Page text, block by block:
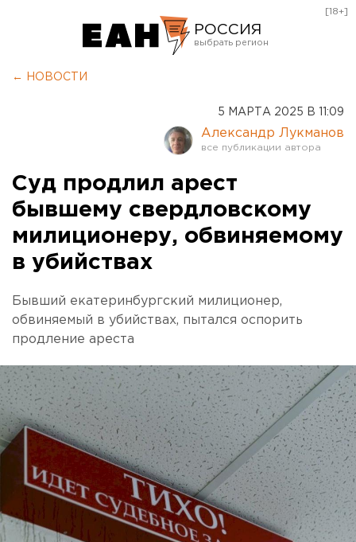
РОССИЯ
Оренбург
[18+]
← НОВОСТИ
5 МАРТА 2025 В 11:09
Александр Лукманов
Суд продлил арест
бывшему свердловскому
милиционеру, обвиняемому
в убийствах
Бывший екатеринбургский милиционер,
обвиняемый в убийствах, пытался оспорить
продление ареста